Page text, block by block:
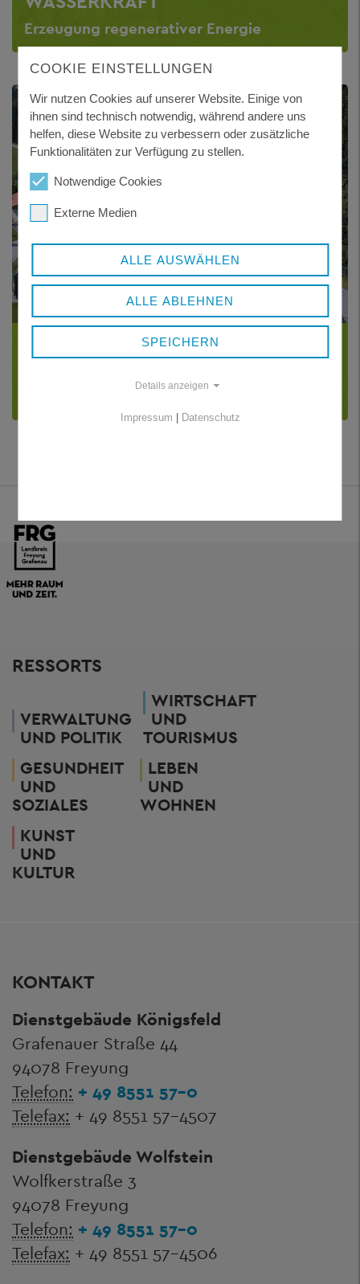
Erzeugung regenerativer Energie
RESSORTS
VERWALTUNG
UND POLITIK
WIRTSCHAFT
UND
TOURISMUS
GESUNDHEIT
UND
SOZIALES
LEBEN
UND
WOHNEN
KUNST
UND
KULTUR
KONTAKT
Dienstgebäude Königsfeld
Grafenauer Straße 44
94078 Freyung
Telefon: + 49 8551 57-0
Telefax: + 49 8551 57-4507
Dienstgebäude Wolfstein
Wolfkerstraße 3
94078 Freyung
Telefon: + 49 8551 57-0
Telefax: + 49 8551 57-4506
COOKIE EINSTELLUNGEN
Wir nutzen Cookies auf unserer Website. Einige von
ihnen sind technisch notwendig, während andere uns
helfen, diese Website zu verbessern oder zusätzliche
Funktionalitäten zur Verfügung zu stellen.
Notwendige Cookies
Externe Medien
ALLE AUSWÄHLEN
ALLE ABLEHNEN
SPEICHERN
Details anzeigen
Impressum Datenschutz